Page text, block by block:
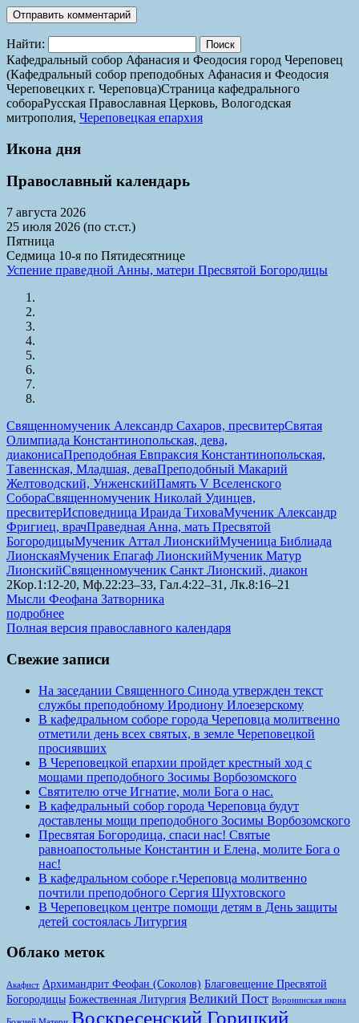
Найти:
Кафедральный собор Афанасия и Феодосия город Череповец
(Кафедральный собор преподобных Афанасия и Феодосия
Череповецких г. Череповца)Страница кафедрального
собораРусская Православная Церковь, Вологодская
митрополия, Череповецкая епархия
Икона дня
Православный календарь
7 августа 2026
25 июля 2026 (по ст.ст.)
Пятница
Седмица 10-я по Пятидесятнице
Успение праведной Анны, матери Пресвятой Богородицы
Священномученик Александр Сахаров, пресвитерСвятая
Олимпиада Константинопольская, дева,
диаконисаПреподобная Евпраксия Константинопольская,
Тавеннская, Младшая, деваПреподобный Макарий
Желтоводский, УнженскийПамять V Вселенского
СобораСвященномученик Николай Удинцев,
пресвитерИсповедница Ираида ТиховаМученик Александр
Фригиец, врачПраведная Анна, мать Пресвятой
БогородицыМученик Аттал ЛионскийМученица Библиада
ЛионскаяМученик Епагаф ЛионскийМученик Матур
ЛионскийСвященномученик Санкт Лионский, диакон
2Кор.1:12-20, Мф.22:23–33, Гал.4:22–31, Лк.8:16–21
Мысли Феофана Затворника
подробнее
Полная версия православного календаря
Свежие записи
На заседании Священного Синода утвержден текст
службы преподобному Иродиону Илоезерскому
В кафедральном соборе города Череповца молитвенно
отметили день всех святых, в земле Череповецкой
просиявших
В Череповецкой епархии пройдет крестный ход с
мощами преподобного Зосимы Ворбозомского
Святителю отче Игнатие, моли Бога о нас.
В кафедральный собор города Череповца будут
доставлены мощи преподобного Зосимы Ворбозомского
Пресвятая Богородица, спаси нас! Святые
равноапостольные Константин и Елена, молите Бога о
нас!
В кафедральном соборе г.Череповца молитвенно
почтили преподобного Сергия Шухтовского
В Череповецком центре помощи детям в День защиты
детей состоялась Литургия
Облако меток
Акафист Архимандрит Феофан (Соколов) Благовещение Пресвятой
Богородицы Божественная Литургия Великий Пост Воронинская икона
Воскресенский Горицкий